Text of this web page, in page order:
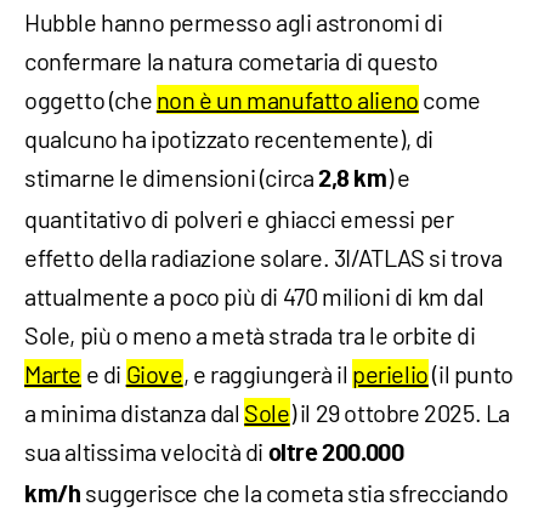
Hubble hanno permesso agli astronomi di
confermare la natura cometaria di questo
oggetto (che non è un manufatto alieno come
qualcuno ha ipotizzato recentemente), di
stimarne le dimensioni (circa2,8 km) e
quantitativo di polveri e ghiacci emessi per
effetto della radiazione solare. 3I/ATLAS si trova
attualmente a poco più di 470 milioni di km dal
Sole, più o meno a metà strada tra le orbite di
Marte e di Giove, e raggiungerà il perielio(il punto
a minima distanza dal Sole) il 29 ottobre 2025. La
sua altissima velocità di oltre 200.000
km/h suggerisce che la cometa stia sfrecciando